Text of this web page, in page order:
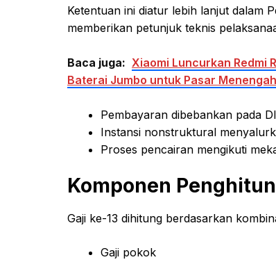
Ketentuan ini diatur lebih lanjut dalam
memberikan petunjuk teknis
Baca juga: Xiaomi Luncurkan Redmi
Baterai Jumbo untuk Pasar Menengah
Pembayaran dibebankan pada
Instansi nonstruktural
Proses pencairan mengikuti
Komponen
Gaji ke-13 dihitung berdasarkan
Gaji pokok